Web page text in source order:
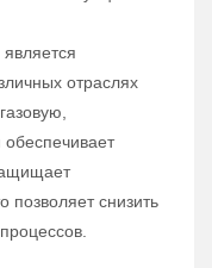
отраслях
позволяет снизить